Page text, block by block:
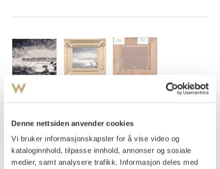
Denne nettsiden anvender cookies
Vi bruker informasjonskapsler for å vise video og
kataloginnhold, tilpasse innhold, annonser og sosiale
medier, samt analysere trafikk. Informasjon deles med
Olje på plate
Signert nede t.v.: Balke